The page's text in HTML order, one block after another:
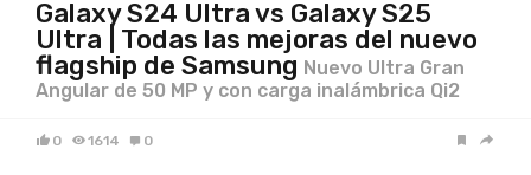
Galaxy S24 Ultra vs Galaxy S25
Ultra | Todas las mejoras del nuevo
flagship de Samsung Nuevo Ultra Gran
Angular de 50 MP y con carga inalámbrica Qi2
0 1614 0